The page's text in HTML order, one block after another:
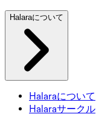
Halaraについて
Halaraについて
Halaraサークル